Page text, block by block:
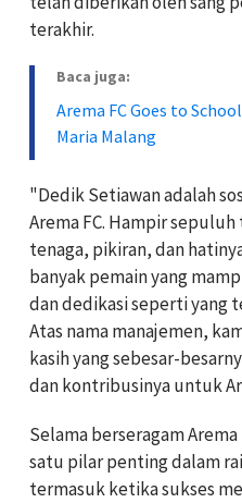
terakhir.
Baca juga:
Arema FC Goes to
Maria Malang
"Dedik Setiawan adalah
Arema FC. Hampir
tenaga, pikiran, dan
banyak pemain yang
dan dedikasi seperti yang
Atas nama manajemen,
kasih yang sebesar-
dan kontribusinya untuk
Selama berseragam
satu pilar penting dalam
termasuk ketika sukses